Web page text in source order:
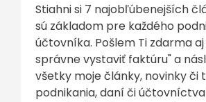
Stiahni si 7 najobľúbenejších
sú základom pre každého
účtovníka. Pošlem Ti zdarma aj
správne vystaviť faktúru" a
všetky moje články, novinky či
podnikania, daní či